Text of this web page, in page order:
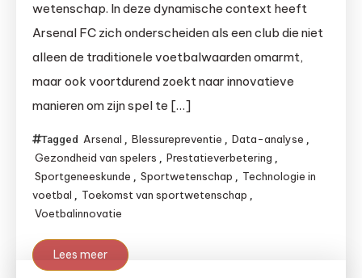
wetenschap. In deze dynamische context heeft
Arsenal FC zich onderscheiden als een club die niet
alleen de traditionele voetbalwaarden omarmt,
maar ook voortdurend zoekt naar innovatieve
manieren om zijn spel te […]
Tagged Arsenal , Blessurepreventie , Data-analyse ,
Gezondheid van spelers , Prestatieverbetering ,
Sportgeneeskunde , Sportwetenschap , Technologie in
voetbal , Toekomst van sportwetenschap ,
Voetbalinnovatie
Lees meer